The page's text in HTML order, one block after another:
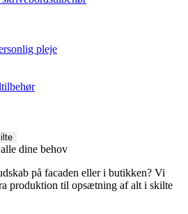
pleje
dine behov
på facaden eller i butikken? Vi
produktion til opsætning af alt i skilte